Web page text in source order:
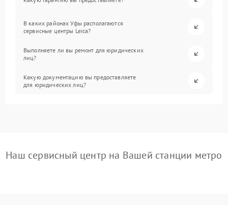
В каких районах Уфы располагаются
сервисные центры Leica?
Выполняете ли вы ремонт для юридических
лиц?
Какую документацию вы предоставляете
для юридических лиц?
Наш сервисный центр на Вашей станции метро